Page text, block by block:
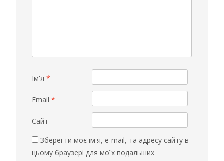
Ім'я *
Email *
Сайт
Зберегти моє ім'я, e-mail, та адресу сайту в
цьому браузері для моїх подальших